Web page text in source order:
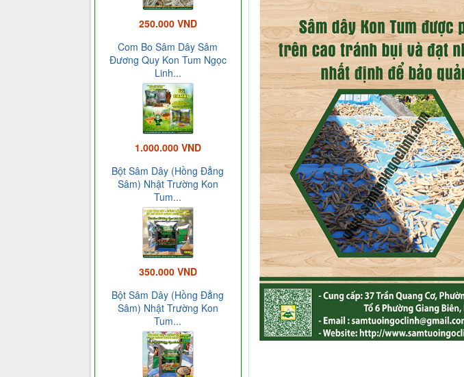
250.000 VND
Com Bo Sâm Dây Sâm
Đương Quy Kon Tum Ngọc
Linh...
1.000.000 VND
Bột Sâm Dây (Hồng Đẳng
Sâm) Nhật Trường Kon
Tum...
350.000 VND
Bột Sâm Dây (Hồng Đẳng
Sâm) Nhật Trường Kon
Tum...